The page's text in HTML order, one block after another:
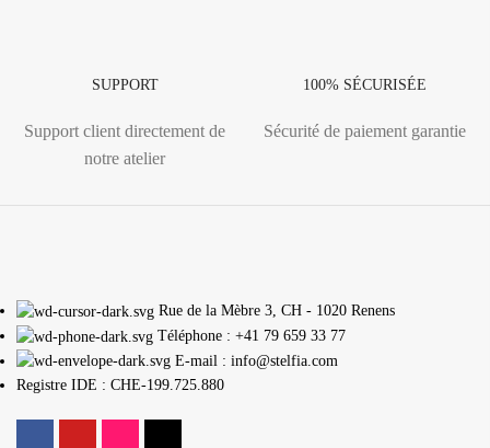
SUPPORT
Support client directement de
notre atelier
100% SÉCURISÉE
Sécurité de paiement garantie
Rue de la Mèbre 3, CH - 1020 Renens
Téléphone : +41 79 659 33 77
E-mail : info@stelfia.com
Registre IDE : CHE-199.725.880